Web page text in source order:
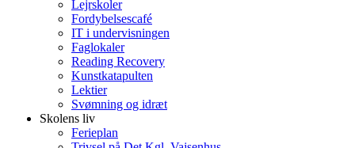
Lejrskoler
Fordybelsescafé
IT i undervisningen
Faglokaler
Reading Recovery
Kunstkatapulten
Lektier
Svømning og idræt
Skolens liv
Ferieplan